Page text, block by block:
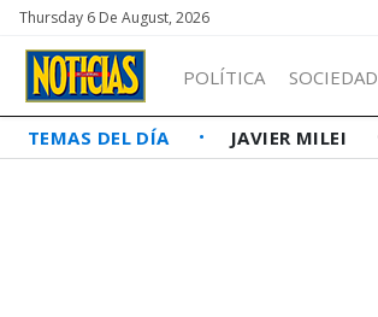
Thursday 6 De August, 2026
POLÍTICA SOCIEDAD
TEMAS DEL DÍA JAVIER MILEI